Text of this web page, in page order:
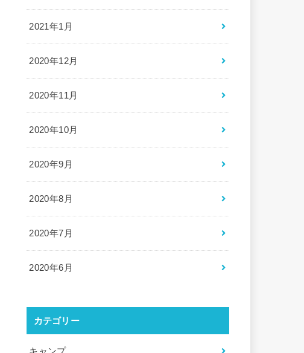
2021年1月
2020年12月
2020年11月
2020年10月
2020年9月
2020年8月
2020年7月
2020年6月
カテゴリー